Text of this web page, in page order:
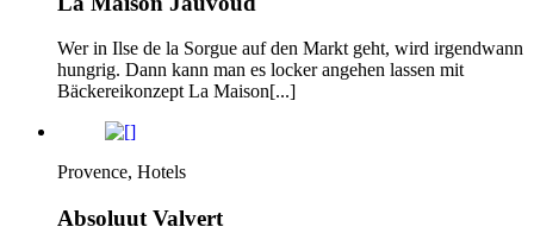
Wer in Ilse de la Sorgue auf den Markt geht, wird irgendwann
hungrig. Dann kann man es locker angehen lassen mit
Bäckereikonzept La Maison[...]
Provence, Hotels
Absoluut Valvert